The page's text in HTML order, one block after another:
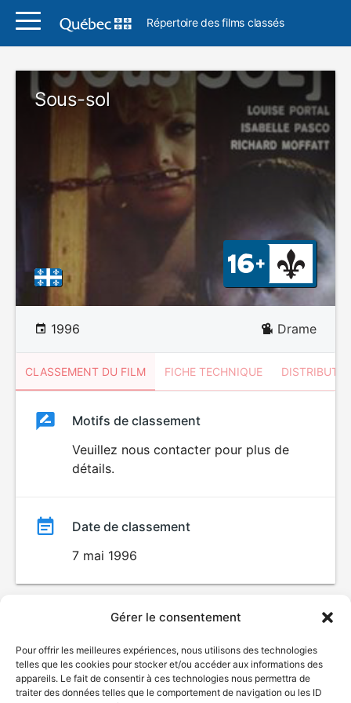
Gérer le consentement
Pour offrir les meilleures expériences, nous utilisons des technologies
telles que les cookies pour stocker et/ou accéder aux informations des
appareils. Le fait de consentir à ces technologies nous permettra de
traiter des données telles que le comportement de navigation ou les ID
Répertoire des films classés
Sous-sol
1996 Drame
CLASSEMENT DU FILM FICHE TECHNIQUE
ClassementClassement
Motifs de classement
Veuillez nous contacter pour plus de
détails.
Date de classement
7 mai 1996